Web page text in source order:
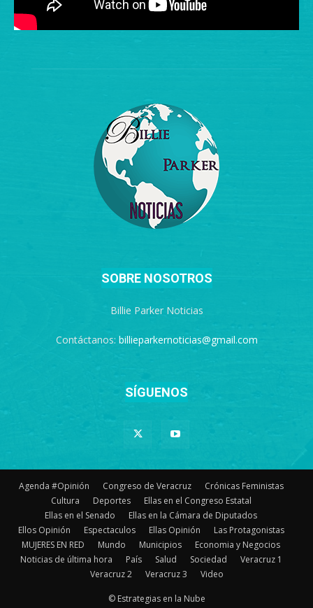
SOBRE NOSOTROS
Billie Parker Noticias
Contáctanos: billieparkernoticias@gmail.com
SÍGUENOS
Agenda #Opinión Congreso de Veracruz
Crónicas Feministas
Cultura
Deportes
Ellas en el Congreso Estatal
Ellas en el Senado
Ellas en la Cámara de Diputados
Ellos Opinión
Espectaculos Ellas Opinión
Las Protagonistas
MUJERES EN RED
Mundo Municipios
Economia y Negocios
Noticias de última hora
País Salud Sociedad
Veracruz 1
Veracruz 2
Veracruz 3 Video
© Estrategias en la Nube